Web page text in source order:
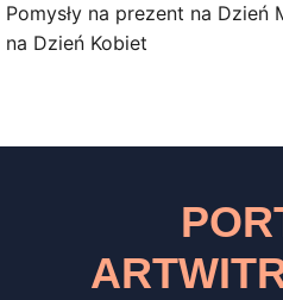
Pomysły na prezent na Dzień
na Dzień Kobiet